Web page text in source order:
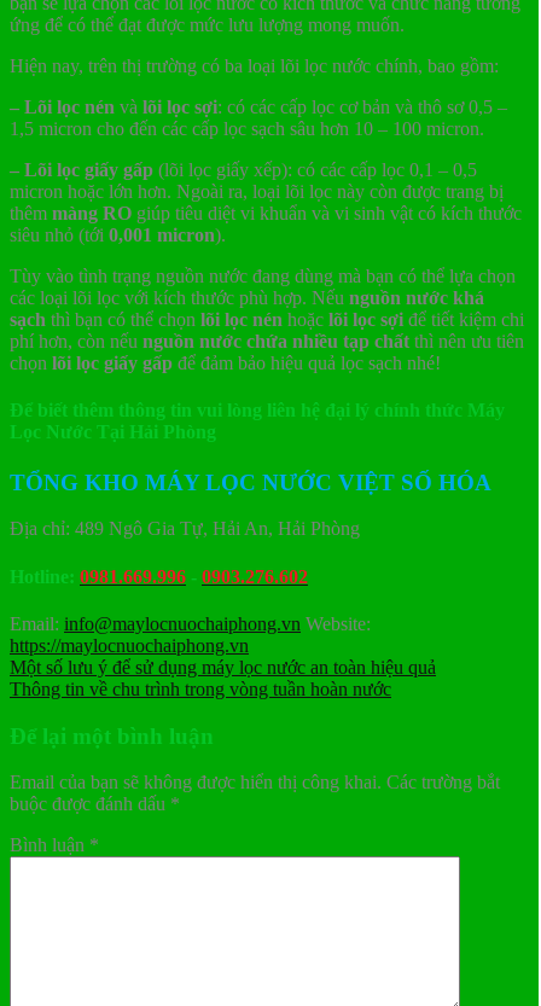
ứng để có thể đạt được mức lưu lượng mong muốn.
Hiện nay, trên thị trường có ba loại lõi lọc nước chính, bao gồm:
– Lõi lọc nén và lõi lọc sợi: có các cấp lọc cơ bản và thô sơ 0,5 –
1,5 micron cho đến các cấp lọc sạch sâu hơn 10 – 100 micron.
– Lõi lọc giấy gấp (lõi lọc giấy xếp): có các cấp lọc 0,1 – 0,5
micron hoặc lớn hơn. Ngoài ra, loại lõi lọc này còn được trang bị
thêm màng RO giúp tiêu diệt vi khuẩn và vi sinh vật có kích thước
siêu nhỏ (tới 0,001 micron).
Tùy vào tình trạng nguồn nước đang dùng mà bạn có thể lựa chọn
các loại lõi lọc với kích thước phù hợp. Nếu nguồn nước khá
sạch thì bạn có thể chọn lõi lọc nén hoặc lõi lọc sợi để tiết kiệm chi
phí hơn, còn nếu nguồn nước chứa nhiều tạp chất thì nên ưu tiên
chọn lõi lọc giấy gấp để đảm bảo hiệu quả lọc sạch nhé!
Để biết thêm thông tin vui lòng liên hệ đại lý chính thức Máy
Lọc Nước Tại Hải Phòng
TỔNG KHO MÁY LỌC NƯỚC VIỆT SỐ HÓA
Địa chỉ: 489 Ngô Gia Tự, Hải An, Hải Phòng
Hotline: 0981.669.996 - 0903.276.602
Email: info@maylocnuochaiphong.vn Website:
https://maylocnuochaiphong.vn
Một số lưu ý để sử dụng máy lọc nước an toàn hiệu quả
Thông tin về chu trình trong vòng tuần hoàn nước
Để lại một bình luận
Email của bạn sẽ không được hiển thị công khai. Các trường bắt
buộc được đánh dấu *
Bình luận *